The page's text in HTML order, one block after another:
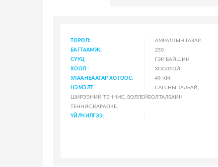
ТӨРӨЛ:
АМРАЛТЫН ГАЗАР
БАГТААМЖ:
250
СУУЦ
ГЭР, БАЙШИН
ХООЛ :
ХООЛТОЙ
УЛААНБААТАР ХОТООС:
49 КМ
НЭМЭЛТ
САГСНЫ ТАЛБАЙ,
ШИРЭЭНИЙ ТЕННИС, ВОЛЛЕЙБОЛ,ТАЛБАЙН
ТЕННИС,КАРАОКЕ,
ҮЙЛЧИЛГЭЭ: